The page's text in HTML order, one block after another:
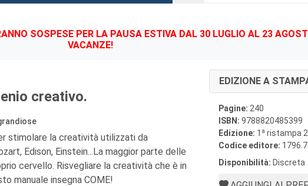
SOSPESE PER LA PAUSA ESTIVA DAL 30 LUGLIO AL 23
VACANZE!
creativo.
stimolare la creatività utilizzati da
Edison, Einstein...La maggior parte delle
cervello. Risvegliare la creatività che è in
manuale insegna COME!
EDIZIONE A
Pagine: 240
ISBN: 9788820485399
Edizione: 1 a ristampa
Codice editore:
Disponibilità: Discreta